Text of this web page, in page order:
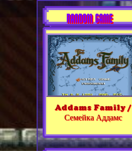
RANDOM GAME
Addams Family /
Семейка Аддамс